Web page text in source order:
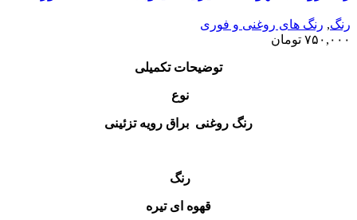
رنگ, رنگ‌ های روغنی و فوری
۷۵۰,۰۰۰ تومان
توضیحات تکمیلی
نوع
رنگ روغنی براق رویه تزئینی
رنگ
قهوه ای تیره